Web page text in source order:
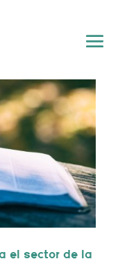
el sector de la